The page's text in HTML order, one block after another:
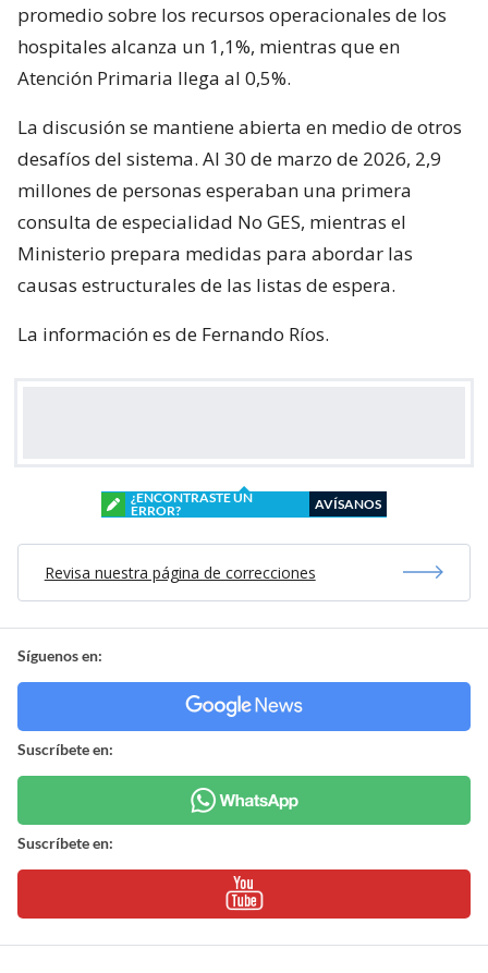
promedio sobre los recursos operacionales de los
hospitales alcanza un 1,1%, mientras que en
Atención Primaria llega al 0,5%.
La discusión se mantiene abierta en medio de otros
desafíos del sistema. Al 30 de marzo de 2026, 2,9
millones de personas esperaban una primera
consulta de especialidad No GES, mientras el
Ministerio prepara medidas para abordar las
causas estructurales de las listas de espera.
La información es de Fernando Ríos.
¿ENCONTRASTE UN
ERROR?
AVÍSANOS
Revisa nuestra página de correcciones
Síguenos en:
Suscríbete en:
Suscríbete en: